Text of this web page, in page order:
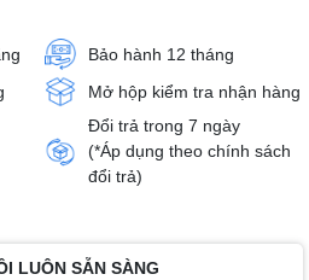
Bảo hành 12 tháng
Mở hộp kiểm tra nhận hàng
Đổi trả trong 7 ngày
(*Áp dụng theo chính sách
đổi trả)
LUÔN SẴN SÀNG